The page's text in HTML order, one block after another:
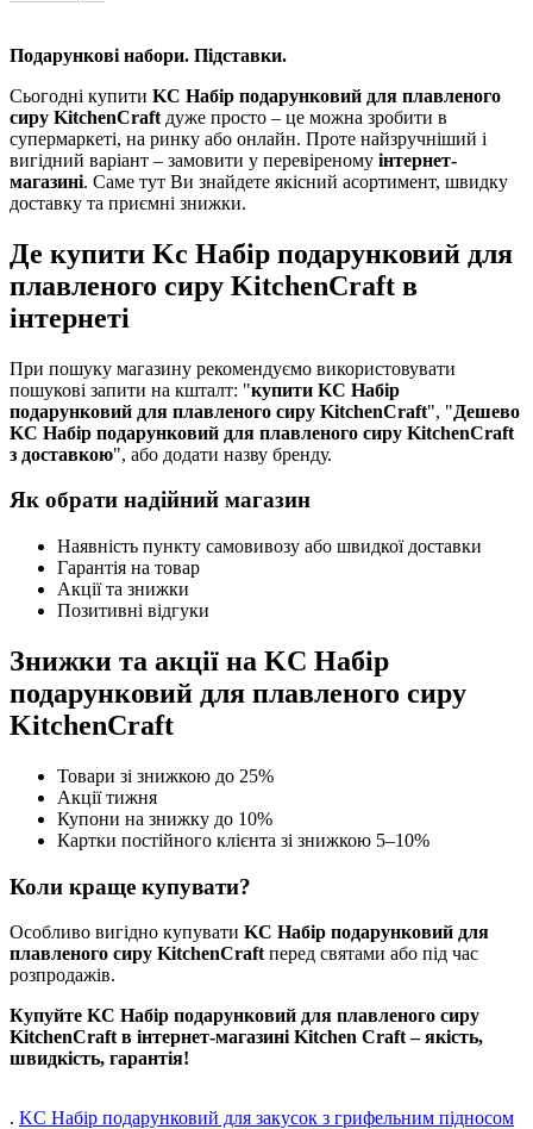
Подарункові набори. Підставки.
Сьогодні купити KC Набір подарунковий для плавленого
сиру KitchenCraft дуже просто – це можна зробити в
супермаркеті, на ринку або онлайн. Проте найзручніший і
вигідний варіант – замовити у перевіреному інтернет-
магазині. Саме тут Ви знайдете якісний асортимент, швидку
доставку та приємні знижки.
Де купити Kc Набір подарунковий для
плавленого сиру KitchenCraft в
інтернеті
При пошуку магазину рекомендуємо використовувати
пошукові запити на кшталт: "купити KC Набір
подарунковий для плавленого сиру KitchenCraft", "Дешево
KC Набір подарунковий для плавленого сиру KitchenCraft
з доставкою", або додати назву бренду.
Як обрати надійний магазин
Наявність пункту самовивозу або швидкої доставки
Гарантія на товар
Акції та знижки
Позитивні відгуки
Знижки та акції на KC Набір
подарунковий для плавленого сиру
KitchenCraft
Товари зі знижкою до 25%
Акції тижня
Купони на знижку до 10%
Картки постійного клієнта зі знижкою 5–10%
Коли краще купувати?
Особливо вигідно купувати KC Набір подарунковий для
плавленого сиру KitchenCraft перед святами або під час
розпродажів.
Купуйте KC Набір подарунковий для плавленого сиру
KitchenCraft в інтернет-магазині Kitchen Craft – якість,
швидкість, гарантія!
. KC Набір подарунковий для закусок з грифельним підносом